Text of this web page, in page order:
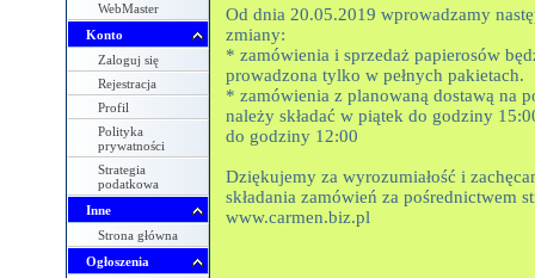
WebMaster
Konto
Zaloguj się
Rejestracja
Profil
Polityka
prywatności
Strategia
podatkowa
Inne
Strona główna
Ogłoszenia
Od dnia 20.05.2019 wprowadzamy
zmiany:
* zamówienia i sprzedaż papierosów
prowadzona tylko w pełnych pakietach.
* zamówienia z planowaną dostawą na
należy składać w piątek do godziny
do godziny 12:00
Dziękujemy za wyrozumiałość i
składania zamówień za pośrednictwem
www.carmen.biz.pl